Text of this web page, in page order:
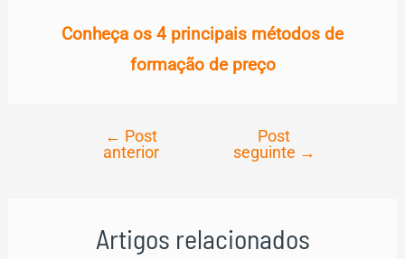
Conheça os 4 principais métodos de
formação de preço
Navegação
← Post
anterior
Post
seguinte →
Artigos relacionados